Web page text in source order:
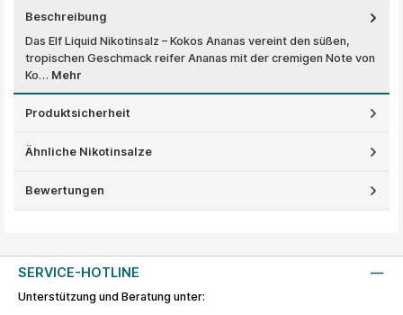
Beschreibung
Das Elf Liquid Nikotinsalz – Kokos Ananas vereint den süßen,
tropischen Geschmack reifer Ananas mit der cremigen Note von
Ko… Mehr
Produktsicherheit
Ähnliche Nikotinsalze
Bewertungen
SERVICE-HOTLINE
Unterstützung und Beratung unter: